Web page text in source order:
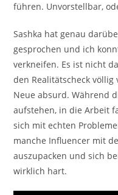
führen. Unvorstellbar,
Sashka hat genau
gesprochen und ich
verkneifen. Es ist nicht
den Realitätscheck
Neue absurd. Während
aufstehen, in die Arbeit
sich mit echten
manche Influencer mit
auszupacken und sich
wirklich hart.